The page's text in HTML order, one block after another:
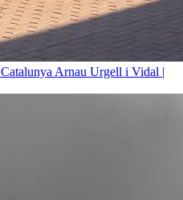
Arnau Urgell i Vidal |